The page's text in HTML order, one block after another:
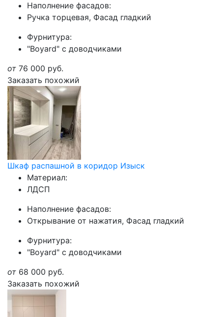
Наполнение фасадов:
Ручка торцевая, Фасад гладкий
Фурнитура:
"Boyard" с доводчиками
от 76 000 руб.
Заказать похожий
Шкаф распашной в коридор Изыск
Материал:
ЛДСП
Наполнение фасадов:
Открывание от нажатия, Фасад гладкий
Фурнитура:
"Boyard" с доводчиками
от 68 000 руб.
Заказать похожий